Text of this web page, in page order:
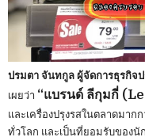
ปรมตา จันทกูล ผู้จัดการธุรกิจ
เผยว่า “แบรนด์ ลีกุมกี่
และเครื่องปรุงรสในตลาดมาก
ทั่วโลก และเป็นที่ยอมรับของ